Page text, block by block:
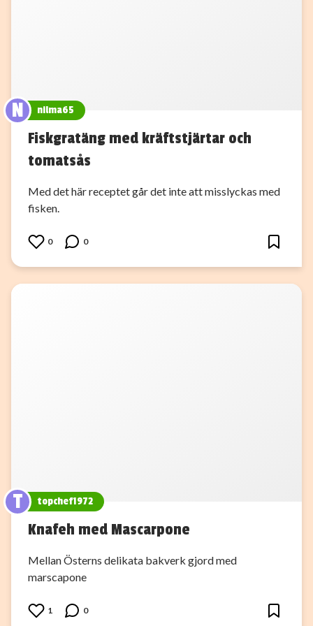
N nilma65
Fiskgratäng med kräftstjärtar och
tomatsås
Med det här receptet går det inte att misslyckas med
fisken.
0 0
T topchef1972
Knafeh med Mascarpone
Mellan Österns delikata bakverk gjord med
marscapone
1 0